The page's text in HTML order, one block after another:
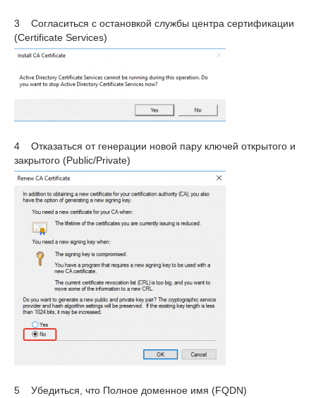
3 Согласиться с остановкой службы центра сертификации
(Certificate Services)
4 Отказаться от генерации новой пару ключей открытого и
закрытого (Public/Private)
5 Убедиться, что Полное доменное имя (FQDN)